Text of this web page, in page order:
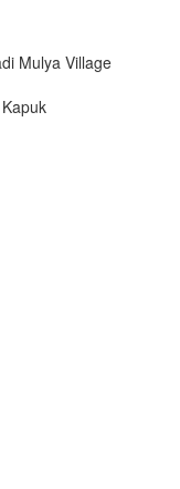
Mulya Village